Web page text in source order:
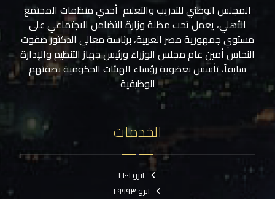
المجلس الوطني للتدريب والتعليم أحدي منظمات المجتمع
الأهلي، يعمل تحت مظلة وزارة التضامن الاجتماعي على
مستوي جمهورية مصر العربية، برئاسة معالي الدكتور صفوت
النحاس أمين عام مجلس الوزراء ورئيس جهاز التنظيم والإدارة
سابقاً، تأسس بعضوية رؤساء الهيئات الحكومية بصفتهم
الوظيفية
الخدمات
ايزو ٢١٠٠١
ايزو ٢٩٩٩٣